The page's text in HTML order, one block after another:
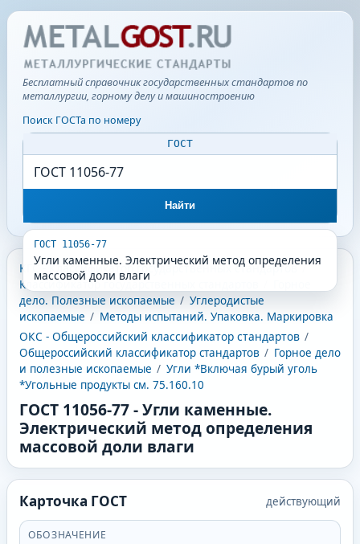
Бесплатный справочник государственных стандартов по
металлургии, горному делу и машиностроению
Поиск ГОСТа по номеру
ГОСТ
Найти
ГОСТ 11056-77
Угли каменные. Электрический метод определения
массовой доли влаги
КГС - Классификатор государственных стандартов /
Классификатор государственных стандартов
дело. Полезные ископаемые / Углеродистые
ископаемые / Методы испытаний. Упаковка. Маркировка
ОКС - Общероссийский классификатор стандартов /
Общероссийский классификатор стандартов / Горное дело
и полезные ископаемые / Угли *Включая бурый уголь
*Угольные продукты см. 75.160.10
ГОСТ 11056-77-Угли каменные.
Электрический метод определения
массовой доли влаги
Карточка ГОСТ действующий
ОБОЗНАЧЕНИЕ